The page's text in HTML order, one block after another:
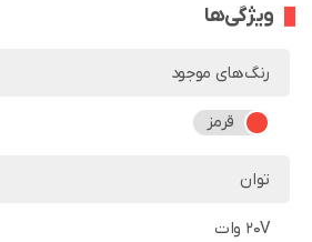
ویژگی‌ها
رنگ‌های موجود
قرمز
توان
20V وات